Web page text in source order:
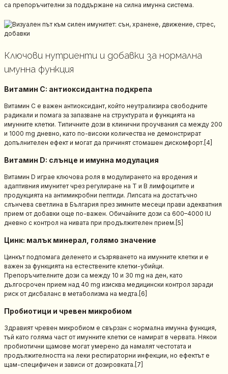
са препоръчителни за поддържане на силна имунна система.
Ключови нутриенти и добавки за нормална
имунна функция
Витамин C: антиоксидантна подкрепа
Витамин C е важен антиоксидант, който неутрализира свободните
радикали и помага за запазване на структурата и функцията на
имунните клетки. Типичните дози в клинични проучвания са между 200
и 1000 mg дневно, като по-високи количества не демонстрират
допълнителен ефект и могат да причинят стомашен дискомфорт.[4]
Витамин D: слънце и имунна модулация
Витамин D играе ключова роля в модулирането на вродения и
адаптивния имунитет чрез регулиране на T и B лимфоцитите и
продукцията на антимикробни пептиди. Липсата на достатъчно
слънчева светлина в България през зимните месеци прави адекватния
прием от добавки още по-важен. Обичайните дози са 600–4000 IU
дневно с контрол на нивата при продължителен прием.[5]
Цинк: малък минерал, голямо значение
Цинкът подпомага деленето и съзряването на имунните клетки и е
важен за функцията на естествените клетки-убийци.
Препоръчителните дози са между 10 и 30 mg на ден, като
дългосрочен прием над 40 mg изисква медицински контрол заради
риск от дисбаланс в метаболизма на медта.[6]
Пробиотици и чревен микробиом
Здравият чревен микробиом е свързан с нормална имунна функция,
тъй като голяма част от имунните клетки се намират в червата. Някои
пробиотични щамове могат умерено да намалят честотата и
продължителността на леки респираторни инфекции, но ефектът е
щам-специфичен и зависи от дозировката.[7]